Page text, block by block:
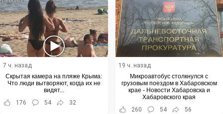
7 ч. назад
Скрытая камера на пляже Крыма:
Что люди вытворяют, когда их не
видят...
176
54 32
19 ч. назад
Микроавтобус столкнулся с
грузовым поездом в Хабаровском
крае - Новости Хабаровска и
Хабаровского края
260
54 56